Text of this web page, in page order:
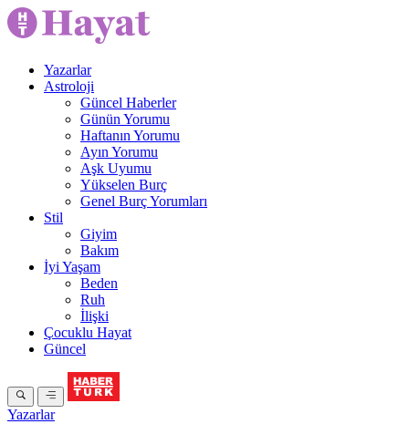
Yazarlar
Astroloji
Güncel Haberler
Günün Yorumu
Haftanın Yorumu
Ayın Yorumu
Aşk Uyumu
Yükselen Burç
Genel Burç Yorumları
Stil
Giyim
Bakım
İyi Yaşam
Beden
Ruh
İlişki
Çocuklu Hayat
Güncel
Yazarlar